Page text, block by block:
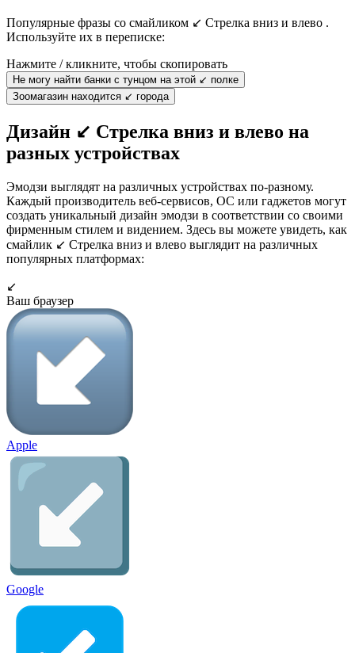
Популярные фразы со смайликом ↙️ Стрелка вниз и влево .
Используйте их в переписке:
Нажмите / кликните, чтобы скопировать
Не могу найти банки с тунцом на этой ↙️ полке
Зоомагазин находится ↙️ города
Дизайн ↙️ Стрелка вниз и влево на
разных устройствах
Эмодзи выглядят на различных устройствах по-разному.
Каждый производитель веб-сервисов, ОС или гаджетов могут
создать уникальный дизайн эмодзи в соответствии со своими
фирменным стилем и видением. Здесь вы можете увидеть, как
смайлик ↙️ Стрелка вниз и влево выглядит на различных
популярных платформах:
↙️
Ваш браузер
Apple
Google